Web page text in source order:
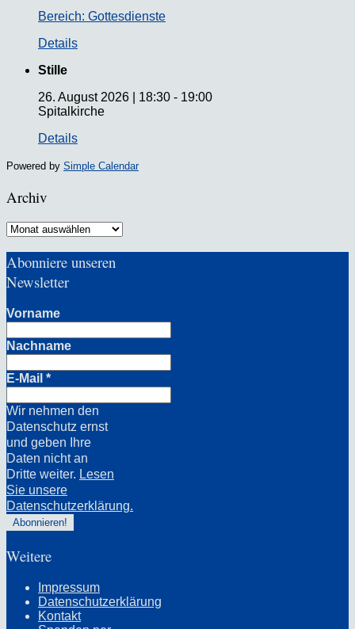
Bereich: Gottesdienste
Details
Stille
26. August 2026
18:30 - 19:00
Spitalkirche
Details
Powered by Simple Calendar
Archiv
Archiv
Abonniere unseren
Newsletter
Vorname
Nachname
E-Mail *
Wir nehmen den
Datenschutz ernst
und geben Ihre
Daten nicht an
Dritte weiter. Lesen
Sie unsere
Datenschutzerklärung.
Weitere
Impressum
Datenschutzerklärung
Kontakt